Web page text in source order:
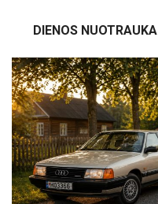
DIENOS NUOTRAUKA